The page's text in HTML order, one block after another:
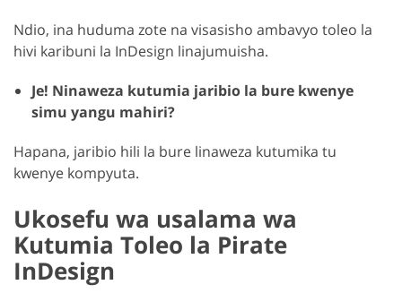
Ndio, ina huduma zote na visasisho ambavyo toleo la
hivi karibuni la InDesign linajumuisha.
Je! Ninaweza kutumia jaribio la bure kwenye
simu yangu mahiri?
Hapana, jaribio hili la bure linaweza kutumika tu
kwenye kompyuta.
Ukosefu wa usalama wa
Kutumia Toleo la Pirate
InDesign